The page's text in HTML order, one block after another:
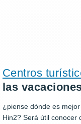
Centros
las
¿piense dónde es
Hin2? Será útil conocer